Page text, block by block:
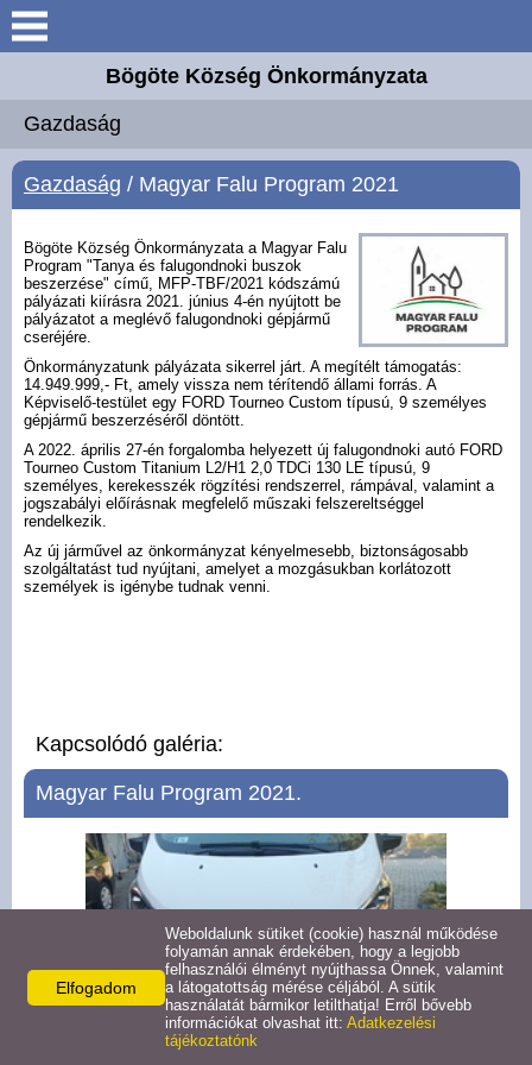
Keresés
Bögöte
Önkormányzat
Intézmények
Hírek
Hirdetmények
Helyi rendeletek
ASP kisfilmek
Gazdaság
Turizmus
Hasznos linkek
Bögöte Község Önkormányzata
Gazdaság
Gazdaság / Magyar Falu Program 2021
Bögöte Község Önkormányzata a Magyar Falu
Program "Tanya és falugondnoki buszok
beszerzése" című, MFP-TBF/2021 kódszámú
pályázati kiírásra 2021. június 4-én nyújtott be
pályázatot a meglévő falugondnoki gépjármű
cseréjére.
Önkormányzatunk pályázata sikerrel járt. A megítélt támogatás:
14.949.999,- Ft, amely vissza nem térítendő állami forrás. A
Képviselő-testület egy FORD Tourneo Custom típusú, 9 személyes
gépjármű beszerzéséről döntött.
A 2022. április 27-én forgalomba helyezett új falugondnoki autó FORD
Tourneo Custom Titanium L2/H1 2,0 TDCi 130 LE típusú, 9
személyes, kerekesszék rögzítési rendszerrel, rámpával, valamint a
jogszabályi előírásnak megfelelő műszaki felszereltséggel
rendelkezik.
Az új járművel az önkormányzat kényelmesebb, biztonságosabb
szolgáltatást tud nyújtani, amelyet a mozgásukban korlátozott
személyek is igénybe tudnak venni.
Kapcsolódó galéria:
Magyar Falu Program 2021.
Elfogadom
Weboldalunk sütiket (cookie) használ működése
folyamán annak érdekében, hogy a legjobb
felhasználói élményt nyújthassa Önnek, valamint
a látogatottság mérése céljából. A sütik
használatát bármikor letilthatja! Erről bővebb
információkat olvashat itt: Adatkezelési
tájékoztatónk